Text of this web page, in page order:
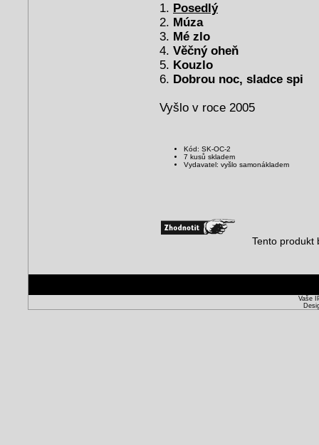
1. Posedlý
2. Múza
3. Mé zlo
4. Věčný oheň
5. Kouzlo
6. Dobrou noc, sladce spi
Vyšlo v roce 2005
Kód: SK-OC-2
7 kusů skladem
Vydavatel: vyšlo samonákladem
Tento produkt
Vaše